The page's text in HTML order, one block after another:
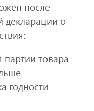
после
декларации о
товара
годности